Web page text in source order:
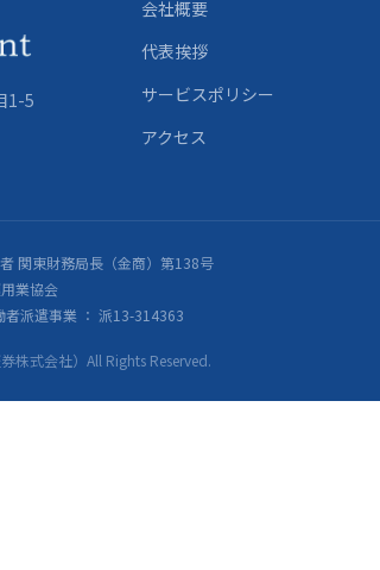
1-5
会社概要
代表挨拶
サービスポリシー
アクセス
関東財務局長（金商）第138号
業協会
派遣事業 ： 派13-314363
株式会社）All Rights Reserved.